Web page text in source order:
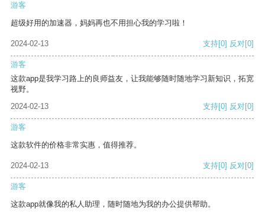
游客
超级好用的加速器，妈妈再也不用担心我的学习啦！
2024-02-13 支持[0] 反对[0]
游客
这款app是我学习路上的良师益友，让我能够随时随地学习新知识，拓宽
视野。
2024-02-13
支持[0] 反对[0]
游客
这款软件的价格非常实惠，值得推荐。
2024-02-13 支持[0] 反对[0]
游客
这款app就像我的私人助理，随时随地为我的办公提供帮助。